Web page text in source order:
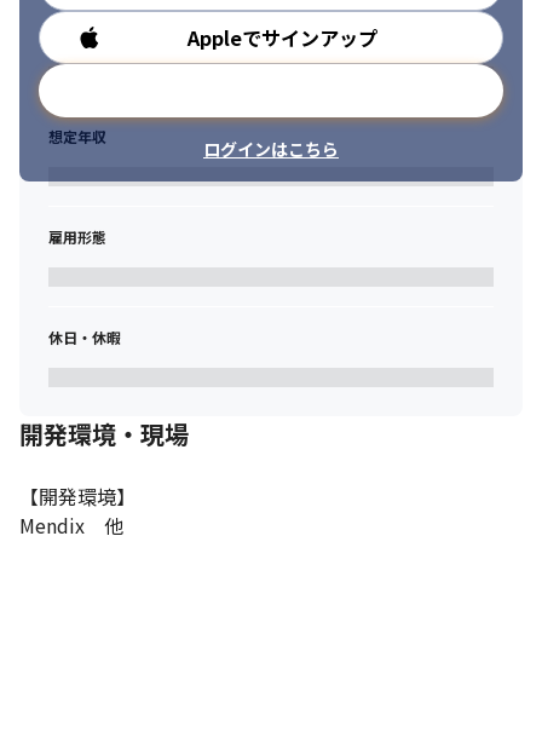
Appleでサインアップ
ログインはこちら
勤務時間
想定年収
雇用形態
休日・休暇
開発環境・現場
【開発環境】
Mendix　他